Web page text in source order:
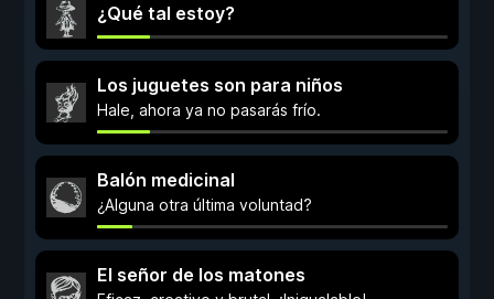
¿Qué tal estoy?
Los juguetes son para niños
Hale, ahora ya no pasarás frío.
Balón medicinal
¿Alguna otra última voluntad?
El señor de los matones